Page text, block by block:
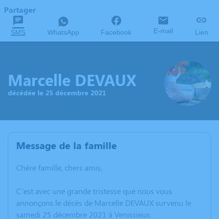
Partager
SMS WhatsApp Facebook E-mail Lien
Marcelle DEVAUX
décédée le 25 décembre 2021
Message de la famille
Chère famille, chers amis,
C’est avec une grande tristesse que nous vous
annonçons le décès de Marcelle DEVAUX survenu le
samedi 25 décembre 2021 à Venissieux.